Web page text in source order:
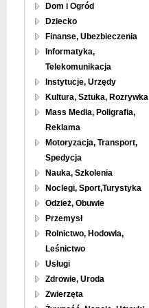
Dom i Ogród
Dziecko
Finanse, Ubezbieczenia
Informatyka,
Telekomunikacja
Instytucje, Urzędy
Kultura, Sztuka, Rozrywka
Mass Media, Poligrafia,
Reklama
Motoryzacja, Transport,
Spedycja
Nauka, Szkolenia
Noclegi, Sport,Turystyka
Odzież, Obuwie
Przemysł
Rolnictwo, Hodowla,
Leśnictwo
Usługi
Zdrowie, Uroda
Zwierzęta